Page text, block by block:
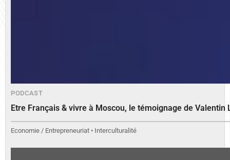
PODCAST
Etre Français & vivre à Moscou, le témoignage de Valentin
Economie / Entrepreneuriat • Interculturalité